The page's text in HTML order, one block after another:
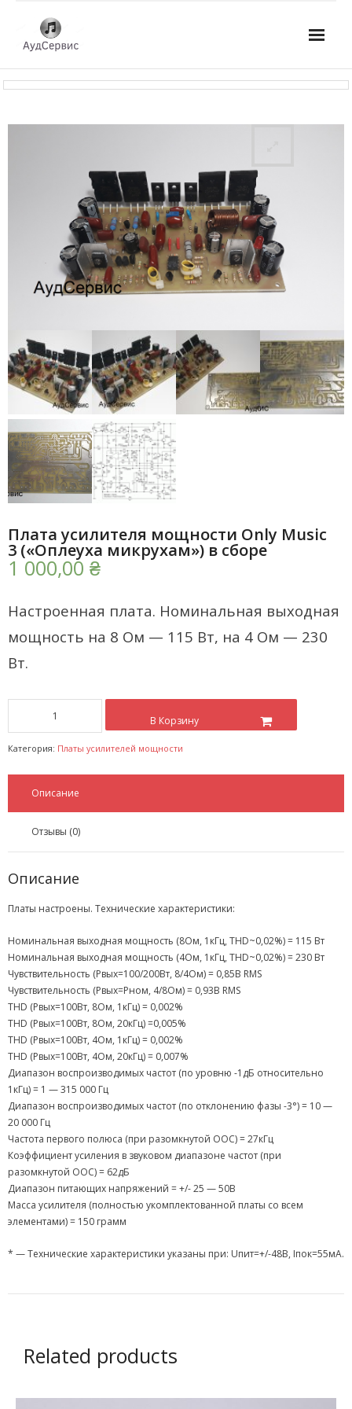
Услуги
- Ремонт микшерных пультов и консолей
- Ремонт активной акустики
- Ремонт домашних кинотеатров
- Ремонт музыкальных центров
- Изготовление усилителей
Магазин
Наши работы
Отзывы
Гарантия
Статьи
- Улучшение звучания усилителя: развеиваем мифы о
- Последствия любительской установки Bluetooth модуля.
Реальный случай
инсталляции
- Покупка усилителя после апгрейда. Случай с Амфитоном
концертных залов
- Улучшаем звучание — подготовка помещения для
прослушивания музыки.
Плата усилителя мощности Only Music
3 («Оплеуха микрухам») в сборе
1 000,00 ₴
Настроенная плата. Номинальная выходная
мощность на 8 Ом — 115 Вт, на 4 Ом — 230
Вт.
В Корзину
Категория: Платы усилителей мощности
Описание
Отзывы (0)
Описание
Платы настроены. Технические характеристики:
Номинальная выходная мощность (8Ом, 1кГц, THD~0,02%) = 115 Вт
Номинальная выходная мощность (4Ом, 1кГц, THD~0,02%) = 230 Вт
Чувствительность (Pвых=100/200Вт, 8/4Ом) = 0,85В RMS
Чувствительность (Pвых=Pном, 4/8Ом) = 0,93В RMS
THD (Pвых=100Вт, 8Ом, 1кГц) = 0,002%
THD (Pвых=100Вт, 8Ом, 20кГц) =0,005%
THD (Pвых=100Вт, 4Ом, 1кГц) = 0,002%
THD (Pвых=100Вт, 4Ом, 20кГц) = 0,007%
Диапазон воспроизводимых частот (по уровню -1дБ относительно
1кГц) = 1 — 315 000 Гц
Диапазон воспроизводимых частот (по отклонению фазы -3°) = 10 —
20 000 Гц
Частота первого полюса (при разомкнутой ООС) = 27кГц
Коэффициент усиления в звуковом диапазоне частот (при
разомкнутой ООС) = 62дБ
Диапазон питающих напряжений = +/- 25 — 50В
Масса усилителя (полностью укомплектованной платы со всем
элементами) = 150 грамм
* — Технические характеристики указаны при: Uпит=+/-48В, Iпок=55мА.
Related products